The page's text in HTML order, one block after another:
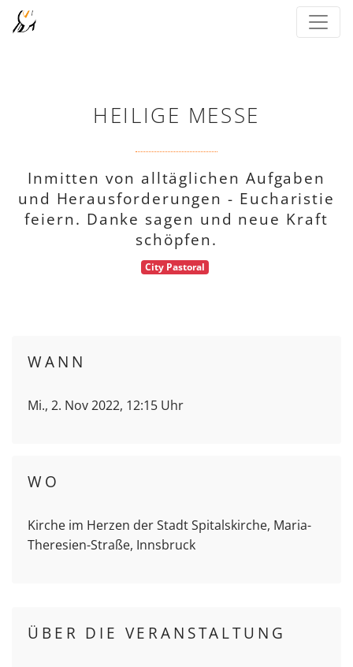
HEILIGE MESSE
Inmitten von alltäglichen Aufgaben
und Herausforderungen - Eucharistie
feiern. Danke sagen und neue Kraft
schöpfen.
City Pastoral
WANN
Mi., 2. Nov 2022, 12:15 Uhr
WO
Kirche im Herzen der Stadt Spitalskirche, Maria-
Theresien-Straße, Innsbruck
ÜBER DIE VERANSTALTUNG